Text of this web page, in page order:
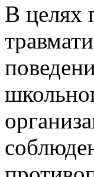
В целях